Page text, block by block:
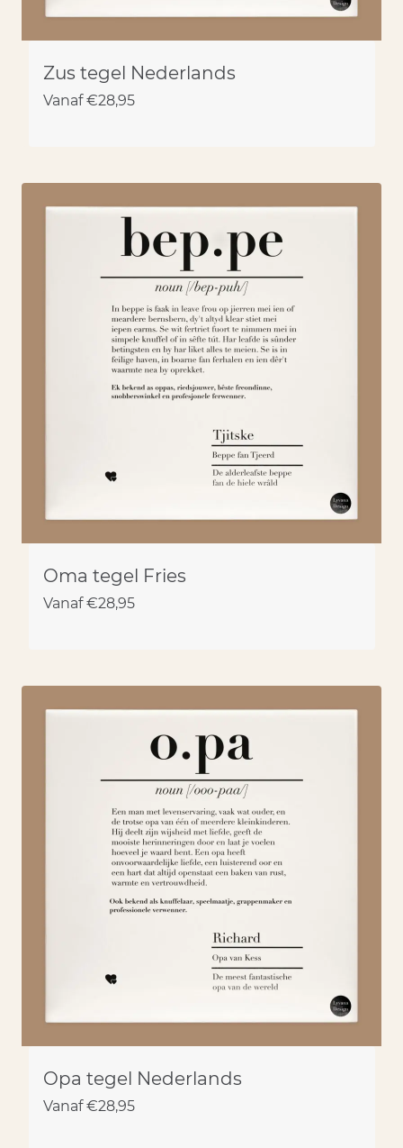
Zus tegel Nederlands
Vanaf €28,95
Oma tegel Fries
Vanaf €28,95
Opa tegel Nederlands
Vanaf €28,95